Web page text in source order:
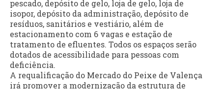
pescado, depósito de gelo, loja de gelo, loja de
isopor, depósito da administração, depósito de
resíduos, sanitários e vestiário, além de
estacionamento com 6 vagas e estação de
tratamento de efluentes. Todos os espaços serão
dotados de acessibilidade para pessoas com
deficiência.
A requalificação do Mercado do Peixe de Valença
irá promover a modernização da estrutura de